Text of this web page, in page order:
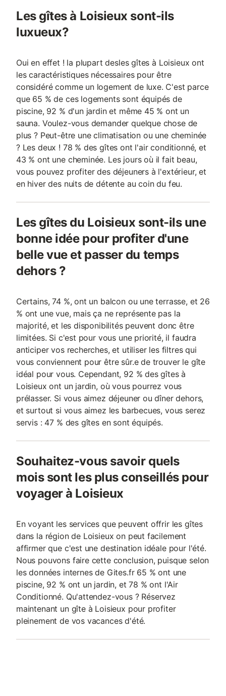
Les gîtes à Loisieux sont-ils
luxueux?
Oui en effet ! la plupart desles gîtes à Loisieux ont
les caractéristiques nécessaires pour être
considéré comme un logement de luxe. C'est parce
que 65 % de ces logements sont équipés de
piscine, 92 % d'un jardin et même 45 % ont un
sauna. Voulez-vous demander quelque chose de
plus ? Peut-être une climatisation ou une cheminée
? Les deux ! 78 % des gîtes ont l'air conditionné, et
43 % ont une cheminée. Les jours où il fait beau,
vous pouvez profiter des déjeuners à l'extérieur, et
en hiver des nuits de détente au coin du feu.
Les gîtes du Loisieux sont-ils une
bonne idée pour profiter d'une
belle vue et passer du temps
dehors ?
Certains, 74 %, ont un balcon ou une terrasse, et 26
% ont une vue, mais ça ne représente pas la
majorité, et les disponibilités peuvent donc être
limitées. Si c'est pour vous une priorité, il faudra
anticiper vos recherches, et utiliser les filtres qui
vous conviennent pour être sûr.e de trouver le gîte
idéal pour vous. Cependant, 92 % des gîtes à
Loisieux ont un jardin, où vous pourrez vous
prélasser. Si vous aimez déjeuner ou dîner dehors,
et surtout si vous aimez les barbecues, vous serez
servis : 47 % des gîtes en sont équipés.
Souhaitez-vous savoir quels
mois sont les plus conseillés pour
voyager à Loisieux
En voyant les services que peuvent offrir les gîtes
dans la région de Loisieux on peut facilement
affirmer que c'est une destination idéale pour l'été.
Nous pouvons faire cette conclusion, puisque selon
les données internes de Gites.fr 65 % ont une
piscine, 92 % ont un jardin, et 78 % ont l'Air
Conditionné. Qu'attendez-vous ? Réservez
maintenant un gîte à Loisieux pour profiter
pleinement de vos vacances d'été.